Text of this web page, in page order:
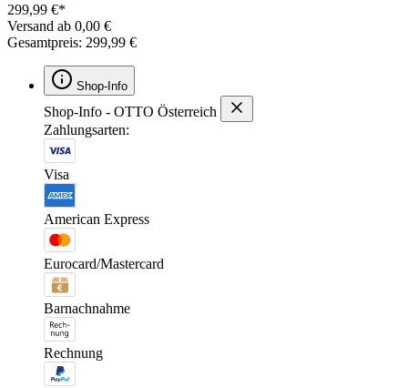
299,99 €*
Versand ab 0,00 €
Gesamtpreis: 299,99 €
Shop-Info
Shop-Info - OTTO Österreich
Zahlungsarten:
Visa
American Express
Eurocard/Mastercard
Barnachnahme
Rechnung